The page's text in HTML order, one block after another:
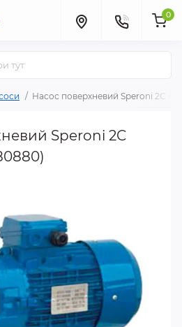
0
Насос поверхневий Speroni 2C
Speroni 2C